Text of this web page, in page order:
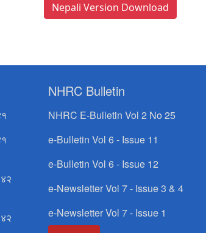
Nepali Version Download
NHRC Bulletin
NHRC E-Bulletin Vol 2 No 25
e-Bulletin Vol 6 - Issue 11
e-Bulletin Vol 6 - Issue 12
e-Newsletter Vol 7 - Issue 3 & 4
e-Newsletter Vol 7 - Issue 1